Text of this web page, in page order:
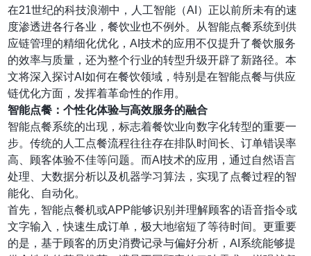
在21世纪的科技浪潮中，人工智能（AI）正以前所未有的速
度渗透进各行各业，餐饮业也不例外。从智能点餐系统到供
应链管理的精细化优化，AI技术的应用不仅提升了餐饮服务
的效率与质量，还为整个行业的转型升级开辟了新路径。本
文将深入探讨AI如何在餐饮领域，特别是在智能点餐与供应
链优化方面，发挥着革命性的作用。
智能点餐：个性化体验与高效服务的融合
智能点餐系统的出现，标志着餐饮业向数字化转型的重要一
步。传统的人工点餐流程往往存在排队时间长、订单错误率
高、顾客体验不佳等问题。而AI技术的应用，通过自然语言
处理、大数据分析以及机器学习算法，实现了点餐过程的智
能化、自动化。
首先，智能点餐机或APP能够识别并理解顾客的语音指令或
文字输入，快速生成订单，极大地缩短了等待时间。更重要
的是，基于顾客的历史消费记录与偏好分析，AI系统能够提